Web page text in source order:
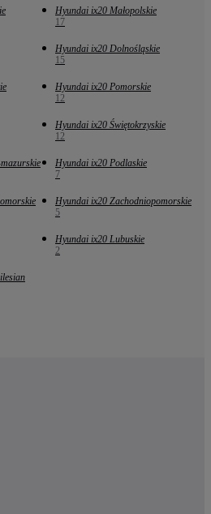
Hyundai ix20 Małopolskie
17
Hyundai ix20 Dolnośląskie
15
Hyundai ix20 Pomorskie
12
Hyundai ix20 Świętokrzyskie
12
Hyundai ix20 Podlaskie
7
Hyundai ix20 Zachodniopomorskie
5
Hyundai ix20 Lubuskie
2